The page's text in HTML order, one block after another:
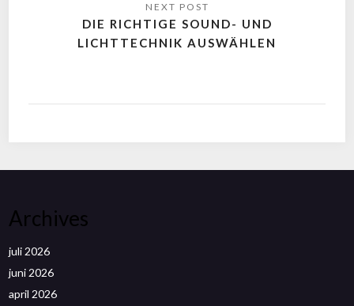
DIE RICHTIGE SOUND- UND
LICHTTECHNIK AUSWÄHLEN
Archives
juli 2026
juni 2026
april 2026